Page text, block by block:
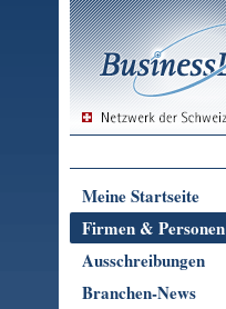
Meine Startseite
Firmen & Personen
Ausschreibungen
Branchen-News